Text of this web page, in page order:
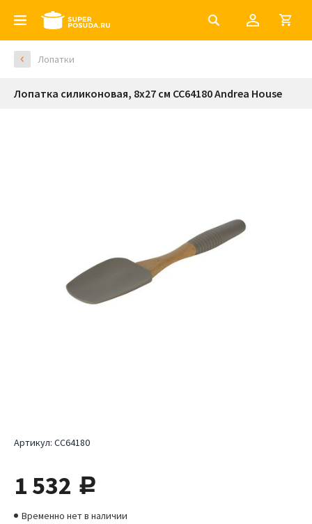
Лопатки
Лопатка силиконовая, 8х27 см CC64180 Andrea House
Артикул: CC64180
1 532 руб.
Временно нет в наличии